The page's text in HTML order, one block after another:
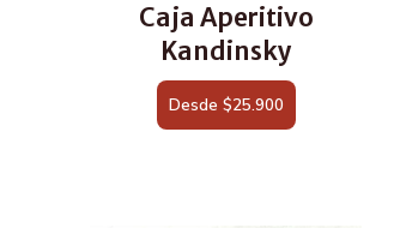
Caja Aperitivo
Kandinsky
Desde $25.900